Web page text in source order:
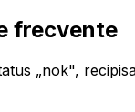
frecvente
„nok",